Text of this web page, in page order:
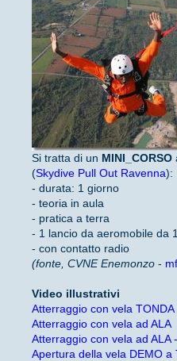
Si tratta di un MINI_CORSO
(Skydive Pull Out Ravenna):
- durata: 1 giorno
- teoria in aula
- pratica a terra
- 1 lancio da aeromobile da
- con contatto radio
(fonte, CVNE Enemonzo -
Video illustrativi
Atterraggio con vela TONDA
Atterraggio con vela ad ALA
Atterraggio con vela ad ALA
Apertura della vela DEMO a